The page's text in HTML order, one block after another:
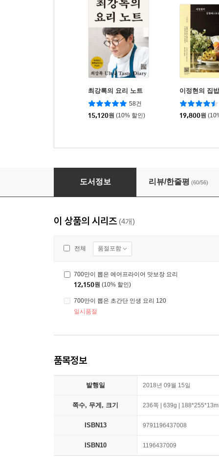
최강록의 요리 노트
58건
15,120원 (10% 할인)
이정현의 집
19,800원
700만이 뽑은 인생반찬 120
도서정보 리뷰/한줄평 (60/56)
이 상품의 시리즈 (4개)
전체 품절포함
700만이 뽑은 에어프라이어 맛보장 요리
12,150원 (10% 할인)
700만이 뽑은 초간단 인생 요리 120
일시품절
품목정보
발행일 2018년 09월 15일
쪽수, 무게, 크기 236쪽 | 639g |
ISBN13 9791196437008
ISBN10 1196437009